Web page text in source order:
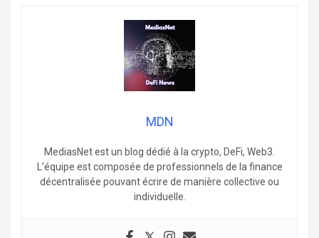
MDN
MediasNet est un blog dédié à la crypto, DeFi, Web3.
L’équipe est composée de professionnels de la finance
décentralisée pouvant écrire de manière collective ou
individuelle.